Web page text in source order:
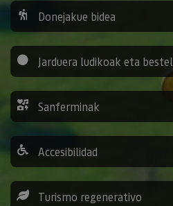
Donejakue bidea
Jarduera ludikoak eta
Sanferminak
Accesibilidad
Turismo regenerativo